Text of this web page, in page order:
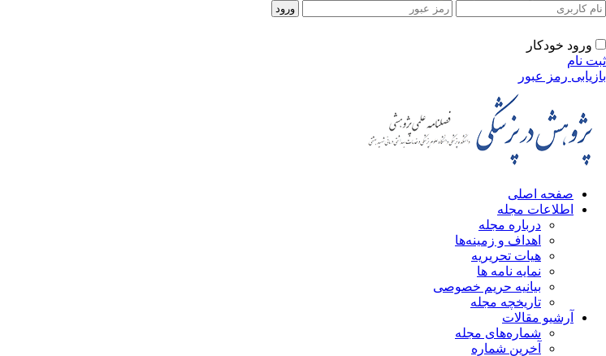
ورود خودکار
ثبت نام
بازیابی رمز عبور
صفحه اصلی
اطلاعات مجله
درباره مجله
اهداف و زمینه‌ها
هیات تحریریه
نمایه نامه ها
بیانیه حریم خصوصی
تاریخچه مجله
آرشیو مقالات
شماره‌های مجله
آخرین شماره